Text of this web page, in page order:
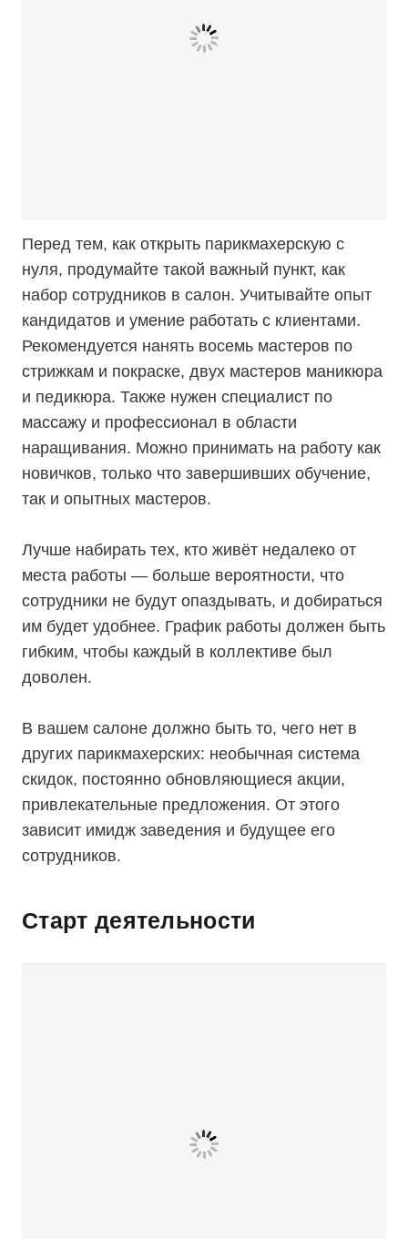
Перед тем, как открыть парикмахерскую с
нуля, продумайте такой важный пункт, как
набор сотрудников в салон. Учитывайте опыт
кандидатов и умение работать с клиентами.
Рекомендуется нанять восемь мастеров по
стрижкам и покраске, двух мастеров маникюра
и педикюра. Также нужен специалист по
массажу и профессионал в области
наращивания. Можно принимать на работу как
новичков, только что завершивших обучение,
так и опытных мастеров.
Лучше набирать тех, кто живёт недалеко от
места работы — больше вероятности, что
сотрудники не будут опаздывать, и добираться
им будет удобнее. График работы должен быть
гибким, чтобы каждый в коллективе был
доволен.
В вашем салоне должно быть то, чего нет в
других парикмахерских: необычная система
скидок, постоянно обновляющиеся акции,
привлекательные предложения. От этого
зависит имидж заведения и будущее его
сотрудников.
Старт деятельности